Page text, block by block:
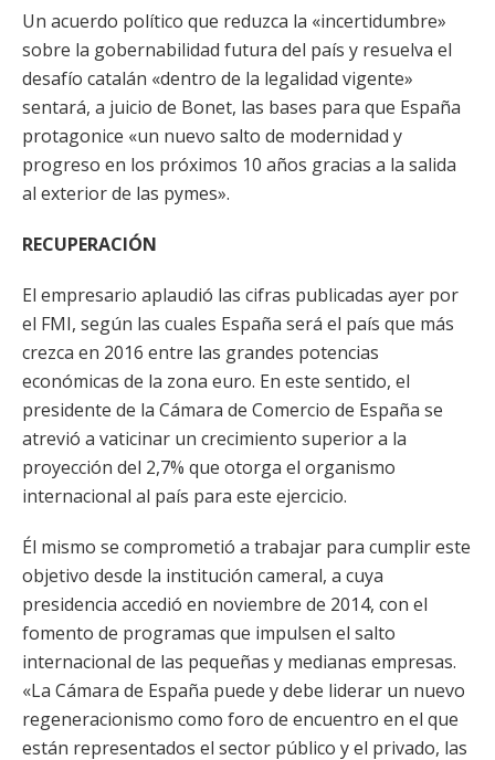
Un acuerdo político que reduzca la «incertidumbre»
sobre la gobernabilidad futura del país y resuelva el
desafío catalán «dentro de la legalidad vigente»
sentará, a juicio de Bonet, las bases para que España
protagonice «un nuevo salto de modernidad y
progreso en los próximos 10 años gracias a la salida
al exterior de las pymes».
RECUPERACIÓN
El empresario aplaudió las cifras publicadas ayer por
el FMI, según las cuales España será el país que más
crezca en 2016 entre las grandes potencias
económicas de la zona euro. En este sentido, el
presidente de la Cámara de Comercio de España se
atrevió a vaticinar un crecimiento superior a la
proyección del 2,7% que otorga el organismo
internacional al país para este ejercicio.
Él mismo se comprometió a trabajar para cumplir este
objetivo desde la institución cameral, a cuya
presidencia accedió en noviembre de 2014, con el
fomento de programas que impulsen el salto
internacional de las pequeñas y medianas empresas.
«La Cámara de España puede y debe liderar un nuevo
regeneracionismo como foro de encuentro en el que
están representados el sector público y el privado, las